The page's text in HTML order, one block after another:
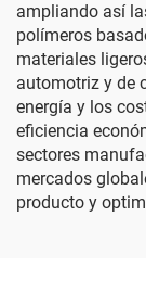
ampliando así
polímeros
materiales
automotriz y de
energía y los
eficiencia
sectores
mercados
producto y